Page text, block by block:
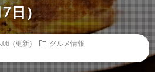
日）
(更新)
グルメ情報